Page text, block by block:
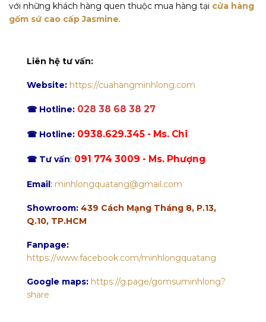
với những khách hàng quen thuộc mua hàng tại cửa hàng
gốm sứ cao cấp Jasmine.
Liên hệ tư vấn:
Website: https://cuahangminhlong.com
☎ Hotline: 028 38 68 38 27
☎ Hotline: 0938.629.345 - Ms. Chi
☎ Tư vấn: 091 774 3009 - Ms. Phượng
Email: minhlongquatang@gmail.com
Showroom: 439 Cách Mạng Tháng 8, P.13,
Q.10, TP.HCM
Fanpage:
https://www.facebook.com/minhlongquatang
Google maps: https://g.page/gomsuminhlong?
share